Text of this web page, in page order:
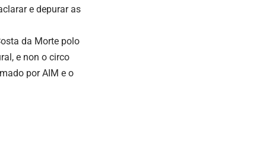
e depurar as
da Morte polo
e non o circo
por AIM e o